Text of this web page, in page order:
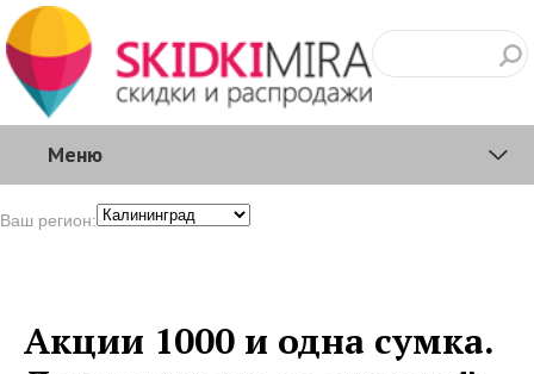
Меню
Ваш регион:
Акции 1000 и одна сумка.